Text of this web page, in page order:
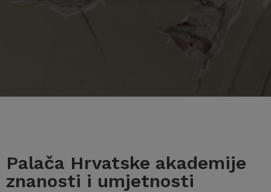
Palača Hrvatske akademije
znanosti i umjetnosti